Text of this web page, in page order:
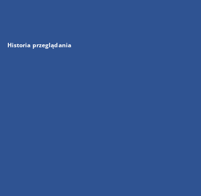
Historia przeglądania